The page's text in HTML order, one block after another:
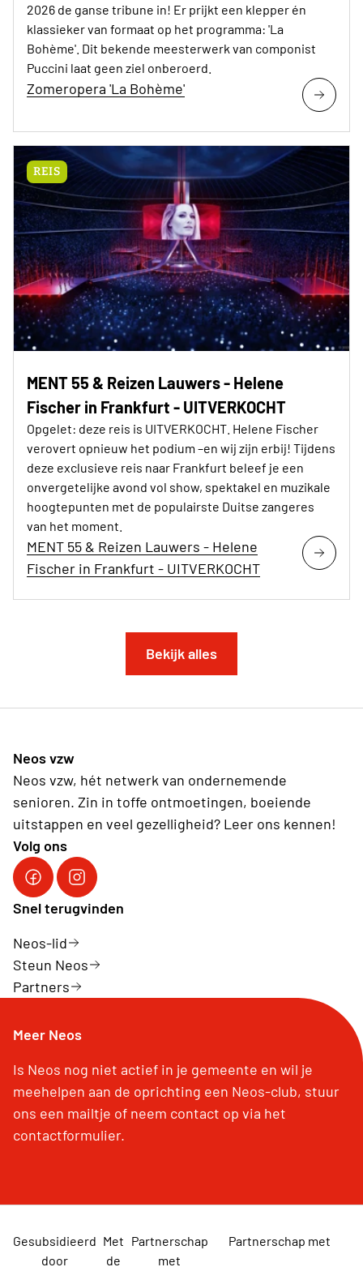
2026 de ganse tribune in! Er prijkt een klepper én
klassieker van formaat op het programma: 'La
Bohème'. Dit bekende meesterwerk van componist
Puccini laat geen ziel onberoerd.
Zomeropera 'La Bohème'
REIS
MENT 55 & Reizen Lauwers - Helene
Fischer in Frankfurt - UITVERKOCHT
Opgelet: deze reis is UITVERKOCHT. Helene Fischer
verovert opnieuw het podium –en wij zijn erbij! Tijdens
deze exclusieve reis naar Frankfurt beleef je een
onvergetelijke avond vol show, spektakel en muzikale
hoogtepunten met de populairste Duitse zangeres
van het moment.
MENT 55 & Reizen Lauwers - Helene
Fischer in Frankfurt - UITVERKOCHT
Bekijk alles
Neos vzw
Neos vzw, hét netwerk van ondernemende
senioren. Zin in toffe ontmoetingen, boeiende
uitstappen en veel gezelligheid? Leer ons kennen!
Volg ons
Facebook Neos vzw
Instagram Neos vzw
Snel terugvinden
Neos-lid
Steun Neos
Partners
Meer Neos
Is Neos nog niet actief in je gemeente en wil je
meehelpen aan de oprichting een Neos-club, stuur
ons een mailtje of neem contact op via het
contactformulier.
Gesubsidieerd
door
Met
de
Partnerschap
met
Partnerschap met